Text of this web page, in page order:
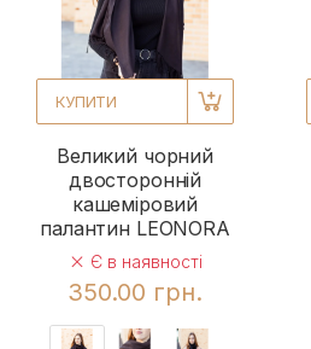
КУПИТИ
Великий чорний
двосторонній
кашеміровий
палантин LEONORA
Є в наявності
350.00 грн.